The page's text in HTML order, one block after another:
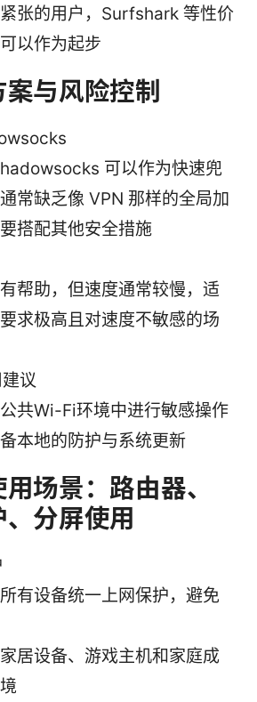
张的用户，Surfshark 等性价
以作为起步
与风险控制
可以作为快速兜
常缺乏像 VPN 那样的全局加
搭配其他安全措施
帮助，但速度通常较慢，适
求极高且对速度不敏感的场
议
共Wi-Fi环境中进行敏感操作
本地的防护与系统更新
场景：路由器、
分屏使用
有设备统一上网保护，避免
居设备、游戏主机和家庭成